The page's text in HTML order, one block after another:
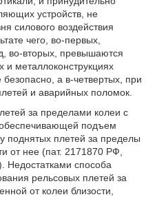
устройств, не
силового воздействия
чего, во-первых,
во-вторых, превышаются
и металлоконструкциях
безопасно, а в-четвертых, при
и аварийных поломок.
за пределами колеи с
подъем
поднятых плетей за пределы
от нее (пат. 2171870 РФ,
способа
рельсовых плетей за
от колеи близости,